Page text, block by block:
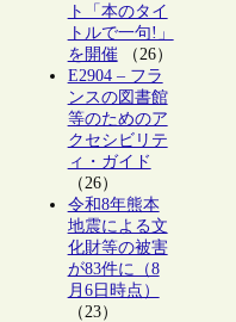
ト「本のタイ
トルで一句!」
を開催（26）
E2904 – フラ
ンスの図書館
等のためのア
クセシビリテ
ィ・ガイド
（26）
令和8年熊本
地震による文
化財等の被害
が83件に（8
月6日時点）
（23）